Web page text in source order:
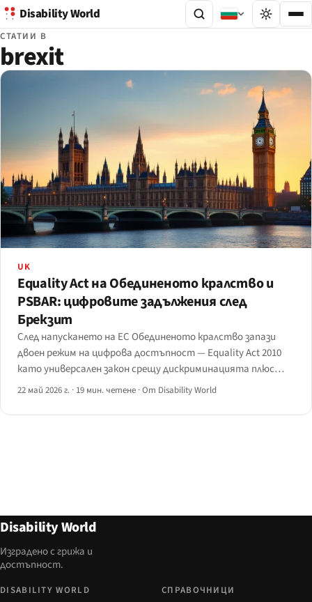
Disability World
СТАТИИ В
brexit
UK
Equality Act на Обединеното кралство и
PSBAR: цифровите задължения след
Брекзит
След напускането на ЕС Обединеното кралство запази
двоен режим на цифрова достъпност — Equality Act 2010
като универсален закон срещу дискриминацията плюс
PSBAR като нормативната уредба за обществения
достъпността на уебсайтовете.
22 май 2026 г. · 19 мин. четене ·От Disability World
Disability World
Изградено с грижа и
достъпност.
DISABILITY WORLD СПРАВОЧНИЦИ